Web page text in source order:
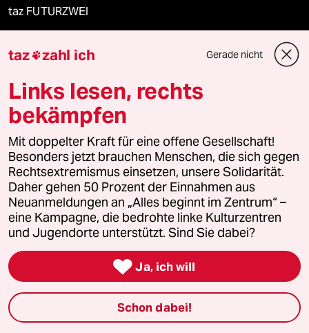
taz FUTURZWEI
taz Archiv
Mehr taz Angebote
Reisen
Kantine
Shop
taz zahl ich Gerade nicht
Links lesen, rechts
bekämpfen
Mit doppelter Kraft für eine offene Gesellschaft!
Besonders jetzt brauchen Menschen, die sich gegen
Rechtsextremismus einsetzen, unsere Solidarität.
Daher gehen 50 Prozent der Einnahmen aus
Neuanmeldungen an „Alles beginnt im Zentrum“ –
eine Kampagne, die bedrohte linke Kulturzentren
und Jugendorte unterstützt. Sind Sie dabei?
 Ja, ich will
Schon dabei!